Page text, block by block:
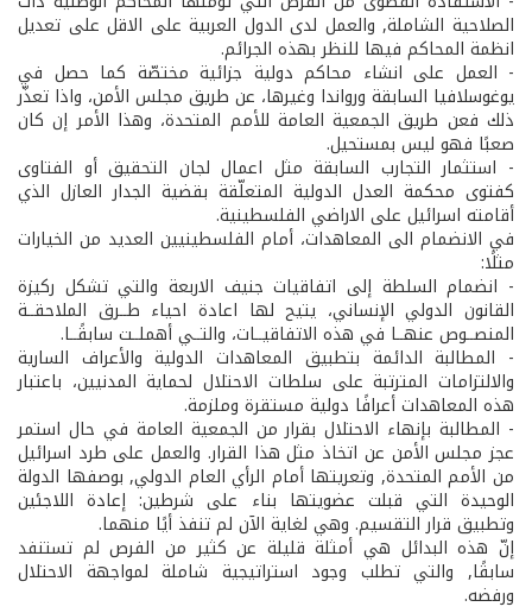
الصلاحية الشاملة, والعمل لدى الدول العربية على الاقل على تعديل
انظمة المحاكم فيها للنظر بهذه الجرائم.
- العمل على انشاء محاكم دولية جزائية مختصّة كما حصل في
يوغوسلافيا السابقة ورواندا وغيرها، عن طريق مجلس الأمن، واذا تعذّر
ذلك فعن طريق الجمعية العامة للأمم المتحدة، وهذا الأمر إن كان
صعبًا فهو ليس بمستحيل.
- استثمار التجارب السابقة مثل اعمال لجان التحقيق أو الفتاوى
كفتوى محكمة العدل الدولية المتعلّقة بقضية الجدار العازل الذي
أقامته اسرائيل على الاراضي الفلسطينية.
في الانضمام الى المعاهدات، أمام الفلسطينيين العديد من الخيارات
مثلًا:
- انضمام السلطة إلى اتفاقيات جنيف الاربعة والتي تشكل ركيزة
القانون الدولي الإنساني، يتيح لها اعادة احياء طــرق الملاحقــة
المنصــوص عنهــا في هذه الاتفاقيــات، والتــي أهملــت سابقًــا.
- المطالبة الدائمة بتطبيق المعاهدات الدولية والأعراف السارية
والالتزامات المترتبة على سلطات الاحتلال لحماية المدنيين، باعتبار
هذه المعاهدات أعرافًا دولية مستقرة وملزمة.
- المطالبة بإنهاء الاحتلال بقرار من الجمعية العامة في حال استمر
عجز مجلس الأمن عن اتخاذ مثل هذا القرار. والعمل على طرد اسرائيل
من الأمم المتحدة, وتعريتها أمام الرأي العام الدولي, بوصفها الدولة
الوحيدة التي قبلت عضويتها بناء على شرطين: إعادة اللاجئين
وتطبيق قرار التقسيم. وهي لغاية الآن لم تنفذ أيًا منهما.
إنّ هذه البدائل هي أمثلة قليلة عن كثير من الفرص لم تستنفد
سابقًا, والتي تطلب وجود استراتيجية شاملة لمواجهة الاحتلال
ورفضه.